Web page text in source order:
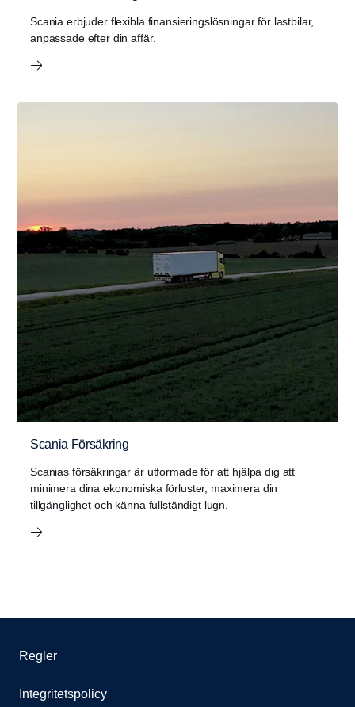
Scania erbjuder flexibla finansieringslösningar för lastbilar,
anpassade efter din affär.
Scania Försäkring
Scanias försäkringar är utformade för att hjälpa dig att
minimera dina ekonomiska förluster, maximera din
tillgänglighet och känna fullständigt lugn.
Regler
Integritetspolicy